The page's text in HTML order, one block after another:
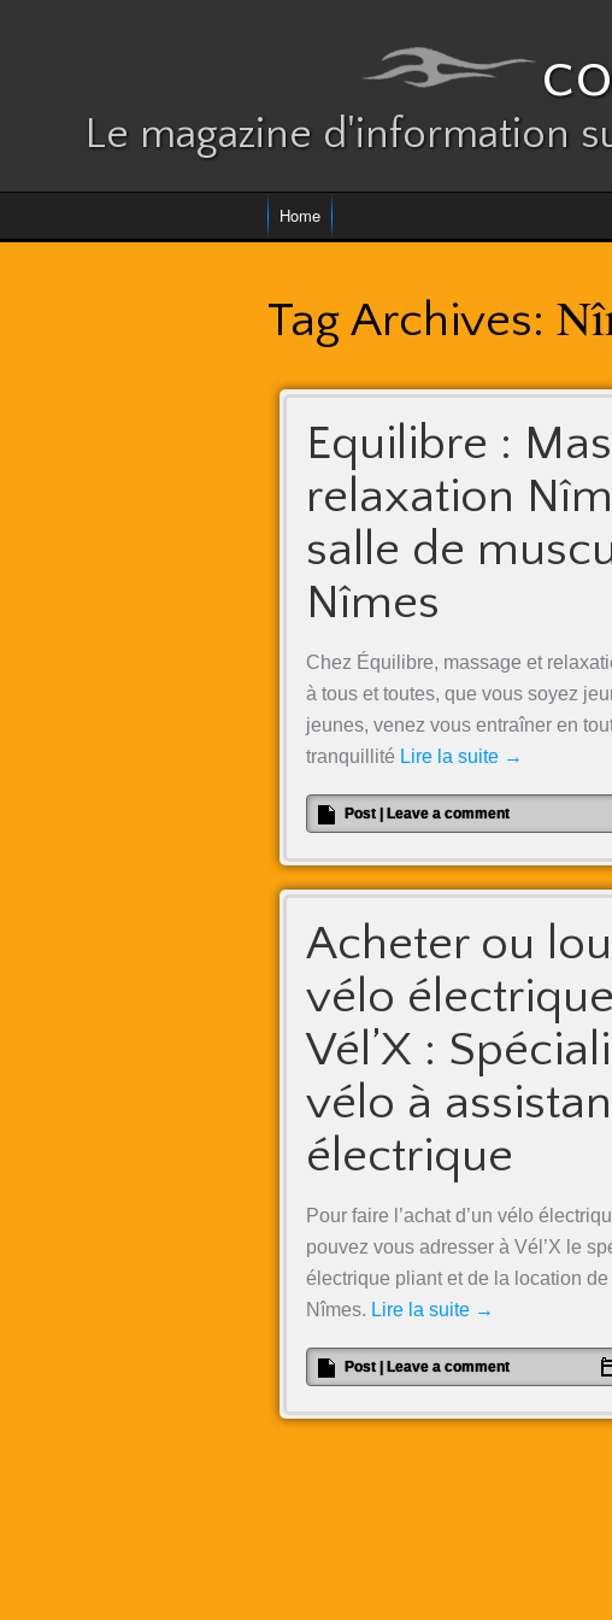
Le magazine d'information
Home
Tag Archives:
Equilibre :
relaxation
salle de
Nîmes
Chez Équilibre, massage et
à tous et toutes, que vous soyez
jeunes, venez vous entraîner en
tranquillité Lire la suite →
Post Leave a comment
Acheter ou
vélo
Vél’X :
vélo à
électrique
Pour faire l’achat d’un vélo
pouvez vous adresser à Vél’X le
électrique pliant et de la location
Nîmes. Lire la suite →
Post Leave a comment